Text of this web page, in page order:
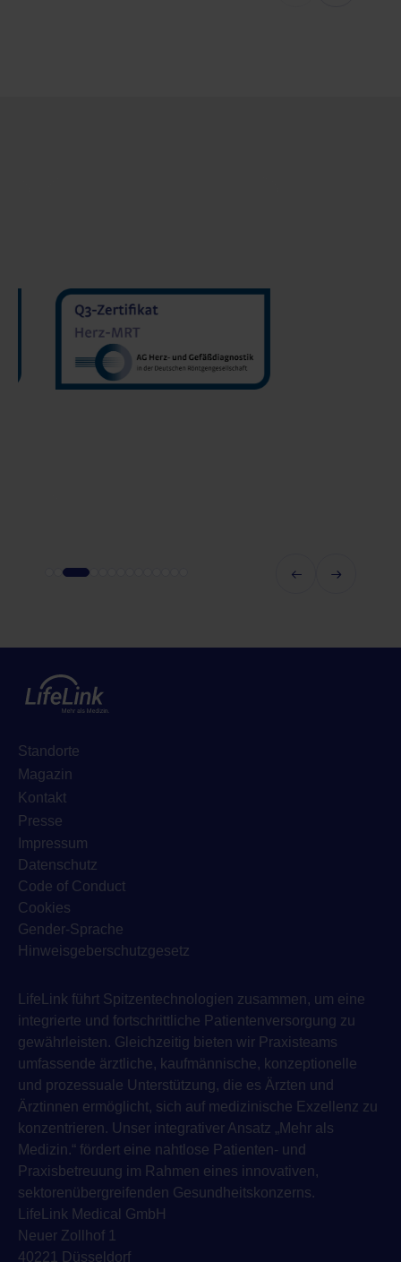
MVZ Radiologie Darmstadt
GmbH
Prof. Dr. Oliver Mohrs
Standorte
Magazin
Kontakt
Presse
Impressum
Datenschutz
Code of Conduct
Cookies
Gender-Sprache
Hinweisgeberschutzgesetz
LifeLink führt Spitzentechnologien zusammen, um eine
integrierte und fortschrittliche Patientenversorgung zu
gewährleisten. Gleichzeitig bieten wir Praxisteams
umfassende ärztliche, kaufmännische, konzeptionelle
und prozessuale Unterstützung, die es Ärzten und
Ärztinnen ermöglicht, sich auf medizinische Exzellenz zu
konzentrieren. Unser integrativer Ansatz „Mehr als
Medizin.“ fördert eine nahtlose Patienten- und
Praxisbetreuung im Rahmen eines innovativen,
sektorenübergreifenden Gesundheitskonzerns.
LifeLink Medical GmbH
Neuer Zollhof 1
40221 Düsseldorf